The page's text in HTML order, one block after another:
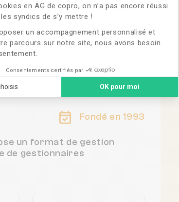
en AG de copro, on n’a pas encore réussi
syndics de s’y mettre !
un accompagnement personnalisé et
parcours sur notre site, nous avons besoin
Consentements certifiés par
OK pour moi
Axeptio consent
Fondé en 1993
un format de gestion
de gestionnaires